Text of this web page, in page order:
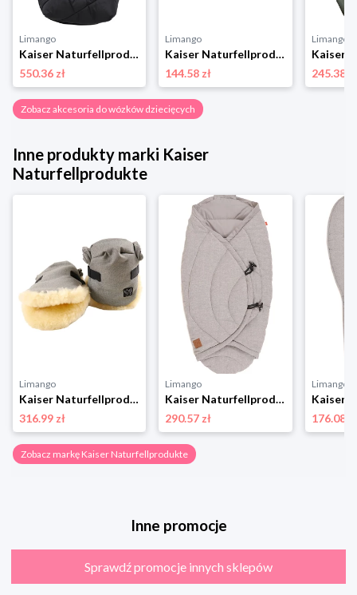
Limango
Kaiser Naturfellprodukte Śpiworek wełniany "Polar" w kolorze antracytowym - 85 x 43 cm rozmiar: onesize
550.36 zł
Limango
Kaiser Naturfellprodukte Ogrzewacz termiczny "Alaska" w kolorze antracytowym do rąk - 45 x 25 cm rozmiar: onesize
144.58 zł
Limango
245.38 zł
Zobacz akcesoria do wózków dziecięcych
Inne produkty marki Kaiser
Naturfellprodukte
Limango
Kaiser Naturfellprodukte Ogrzewacz wełniany "Olly" w kolorze szarym do rąk rozmiar: onesize
316.99 zł
Limango
Kaiser Naturfellprodukte Becik "Charly" w kolorze jasnoszarym - 80 x 40 cm rozmiar: onesize
290.57 zł
Limango
176.08 zł
Zobacz markę Kaiser Naturfellprodukte
Inne promocje
Sprawdź promocje innych sklepów